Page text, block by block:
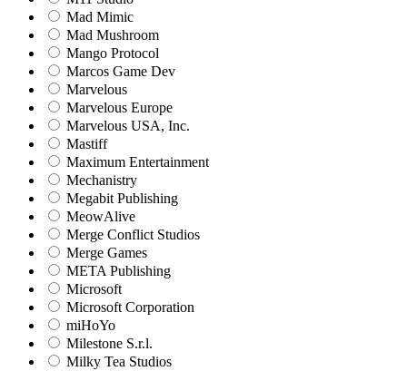
Mad Mimic
Mad Mushroom
Mango Protocol
Marcos Game Dev
Marvelous
Marvelous Europe
Marvelous USA, Inc.
Mastiff
Maximum Entertainment
Mechanistry
Megabit Publishing
MeowAlive
Merge Conflict Studios
Merge Games
META Publishing
Microsoft
Microsoft Corporation‬
miHoYo
Milestone S.r.l.
Milky Tea Studios